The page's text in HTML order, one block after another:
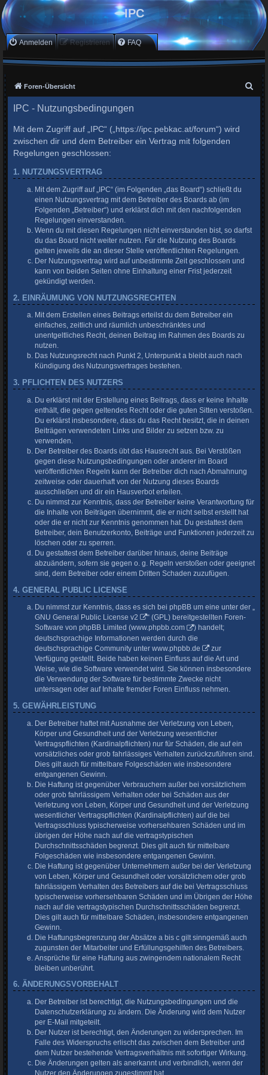
IPC
Anmelden Registrieren FAQ
Foren-Übersicht
IPC - Nutzungsbedingungen
Mit dem Zugriff auf „IPC“ („https://ipc.pebkac.at/forum“) wird
zwischen dir und dem Betreiber ein Vertrag mit folgenden
Regelungen geschlossen:
1. NUTZUNGSVERTRAG
Mit dem Zugriff auf „IPC“ (im Folgenden „das Board“) schließt du
einen Nutzungsvertrag mit dem Betreiber des Boards ab (im
Folgenden „Betreiber“) und erklärst dich mit den nachfolgenden
Regelungen einverstanden.
Wenn du mit diesen Regelungen nicht einverstanden bist, so darfst
du das Board nicht weiter nutzen. Für die Nutzung des Boards
gelten jeweils die an dieser Stelle veröffentlichten Regelungen.
Der Nutzungsvertrag wird auf unbestimmte Zeit geschlossen und
kann von beiden Seiten ohne Einhaltung einer Frist jederzeit
gekündigt werden.
2. EINRÄUMUNG VON NUTZUNGSRECHTEN
Mit dem Erstellen eines Beitrags erteilst du dem Betreiber ein
einfaches, zeitlich und räumlich unbeschränktes und
unentgeltliches Recht, deinen Beitrag im Rahmen des Boards zu
nutzen.
Das Nutzungsrecht nach Punkt 2, Unterpunkt a bleibt auch nach
Kündigung des Nutzungsvertrages bestehen.
3. PFLICHTEN DES NUTZERS
Du erklärst mit der Erstellung eines Beitrags, dass er keine Inhalte
enthält, die gegen geltendes Recht oder die guten Sitten verstoßen.
Du erklärst insbesondere, dass du das Recht besitzt, die in deinen
Beiträgen verwendeten Links und Bilder zu setzen bzw. zu
verwenden.
Der Betreiber des Boards übt das Hausrecht aus. Bei Verstößen
gegen diese Nutzungsbedingungen oder anderer im Board
veröffentlichten Regeln kann der Betreiber dich nach Abmahnung
zeitweise oder dauerhaft von der Nutzung dieses Boards
ausschließen und dir ein Hausverbot erteilen.
Du nimmst zur Kenntnis, dass der Betreiber keine Verantwortung für
die Inhalte von Beiträgen übernimmt, die er nicht selbst erstellt hat
oder die er nicht zur Kenntnis genommen hat. Du gestattest dem
Betreiber, dein Benutzerkonto, Beiträge und Funktionen jederzeit zu
löschen oder zu sperren.
Du gestattest dem Betreiber darüber hinaus, deine Beiträge
abzuändern, sofern sie gegen o. g. Regeln verstoßen oder geeignet
sind, dem Betreiber oder einem Dritten Schaden zuzufügen.
4. GENERAL PUBLIC LICENSE
Du nimmst zur Kenntnis, dass es sich bei phpBB um eine unter der „
GNU General Public License v2
“ (GPL) bereitgestellten Foren-
Software von phpBB Limited (www.phpbb.com
) handelt;
deutschsprachige Informationen werden durch die
deutschsprachige Community unter www.phpbb.de
zur
Verfügung gestellt. Beide haben keinen Einfluss auf die Art und
Weise, wie die Software verwendet wird. Sie können insbesondere
die Verwendung der Software für bestimmte Zwecke nicht
untersagen oder auf Inhalte fremder Foren Einfluss nehmen.
5. GEWÄHRLEISTUNG
Der Betreiber haftet mit Ausnahme der Verletzung von Leben,
Körper und Gesundheit und der Verletzung wesentlicher
Vertragspflichten (Kardinalpflichten) nur für Schäden, die auf ein
vorsätzliches oder grob fahrlässiges Verhalten zurückzuführen sind.
Dies gilt auch für mittelbare Folgeschäden wie insbesondere
entgangenen Gewinn.
Die Haftung ist gegenüber Verbrauchern außer bei vorsätzlichem
oder grob fahrlässigem Verhalten oder bei Schäden aus der
Verletzung von Leben, Körper und Gesundheit und der Verletzung
wesentlicher Vertragspflichten (Kardinalpflichten) auf die bei
Vertragsschluss typischerweise vorhersehbaren Schäden und im
übrigen der Höhe nach auf die vertragstypischen
Durchschnittsschäden begrenzt. Dies gilt auch für mittelbare
Folgeschäden wie insbesondere entgangenen Gewinn.
Die Haftung ist gegenüber Unternehmern außer bei der Verletzung
von Leben, Körper und Gesundheit oder vorsätzlichem oder grob
fahrlässigem Verhalten des Betreibers auf die bei Vertragsschluss
typischerweise vorhersehbaren Schäden und im Übrigen der Höhe
nach auf die vertragstypischen Durchschnittsschäden begrenzt.
Dies gilt auch für mittelbare Schäden, insbesondere entgangenen
Gewinn.
Die Haftungsbegrenzung der Absätze a bis c gilt sinngemäß auch
zugunsten der Mitarbeiter und Erfüllungsgehilfen des Betreibers.
Ansprüche für eine Haftung aus zwingendem nationalem Recht
bleiben unberührt.
6. ÄNDERUNGSVORBEHALT
Der Betreiber ist berechtigt, die Nutzungsbedingungen und die
Datenschutzerklärung zu ändern. Die Änderung wird dem Nutzer
per E-Mail mitgeteilt.
Der Nutzer ist berechtigt, den Änderungen zu widersprechen. Im
Falle des Widerspruchs erlischt das zwischen dem Betreiber und
dem Nutzer bestehende Vertragsverhältnis mit sofortiger Wirkung.
Die Änderungen gelten als anerkannt und verbindlich, wenn der
Nutzer den Änderungen zugestimmt hat.